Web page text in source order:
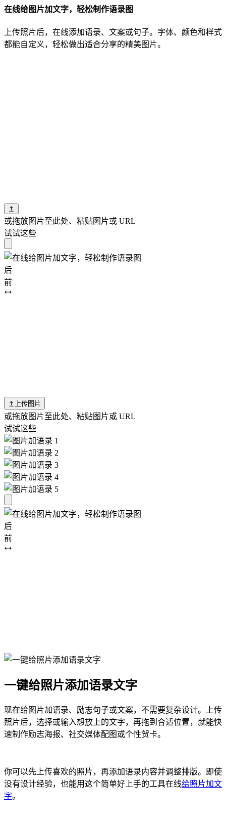
在线给图片加文字，轻松制作语录图
上传照片后，在线添加语录、文案或句子。字体、颜色和样式
都能自定义，轻松做出适合分享的精美图片。
或拖放图片至此处、粘贴图片或 URL
试试这些
后
前
上传图片
或拖放图片至此处、粘贴图片或 URL
试试这些
后
前
一键给照片添加语录文字
现在给图片加语录、励志句子或文案，不需要复杂设计。上传
照片后，选择或输入想放上的文字，再拖到合适位置，就能快
速制作励志海报、社交媒体配图或个性贺卡。
你可以先上传喜欢的照片，再添加语录内容并调整排版。即使
没有设计经验，也能用这个简单好上手的工具在线给照片加文
字。